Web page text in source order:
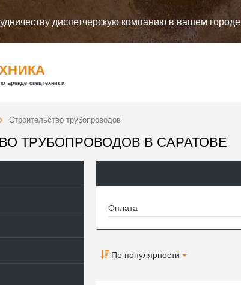
диспетчерскую компанию в вашем городе
аренде спецтехники
Строительство трубопроводов
ТРУБОПРОВОДОВ В САРАТОВЕ
Оплата
По популярности